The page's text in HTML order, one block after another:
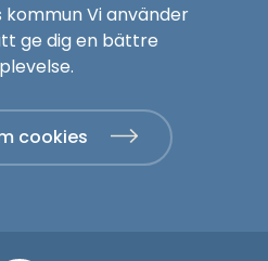
kommun Vi använder
ge dig en bättre
cookies